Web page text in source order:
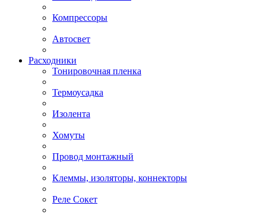
Компрессоры
Автосвет
Расходники
Тонировочная пленка
Термоусадка
Изолента
Хомуты
Провод монтажный
Клеммы, изоляторы, коннекторы
Реле Сокет